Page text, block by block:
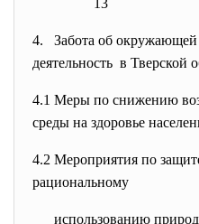
13
4. Забота об окружающей
деятельность в Тверской
4.1 Меры по снижению
среды на здоровье
4.2 Мероприятия по
использованию